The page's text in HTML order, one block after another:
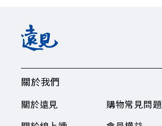
關於我們
關於遠見
購物常見問題